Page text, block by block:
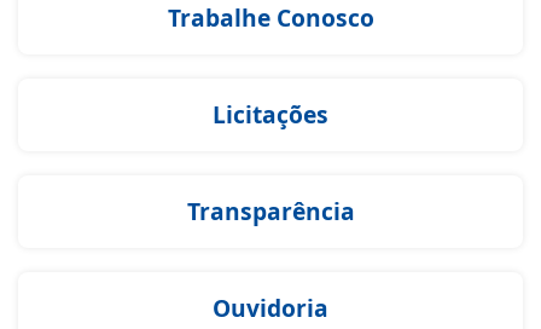
Trabalhe Conosco
Licitações
Transparência
Ouvidoria